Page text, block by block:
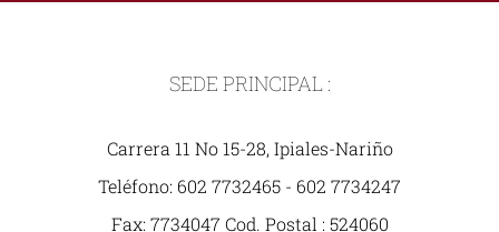
SEDE PRINCIPAL :
Carrera 11 No 15-28, Ipiales-Nariño
Teléfono: 602 7732465 - 602 7734247
Fax: 7734047 Cod. Postal : 524060